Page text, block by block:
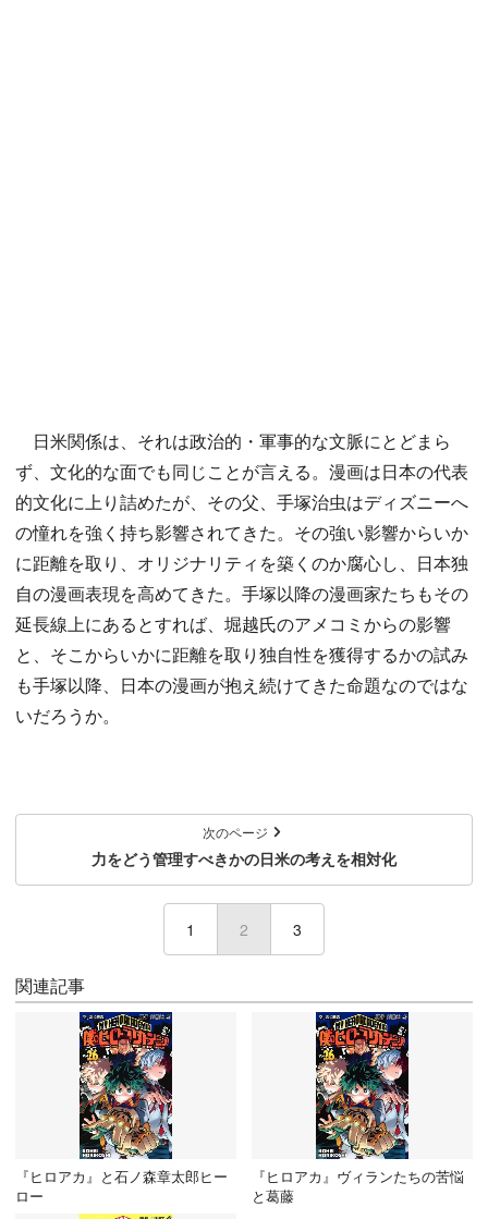
日米関係は、それは政治的・軍事的な文脈にとどまら
ず、文化的な面でも同じことが言える。漫画は日本の代表
的文化に上り詰めたが、その父、手塚治虫はディズニーへ
の憧れを強く持ち影響されてきた。その強い影響からいか
に距離を取り、オリジナリティを築くのか腐心し、日本独
自の漫画表現を高めてきた。手塚以降の漫画家たちもその
延長線上にあるとすれば、堀越氏のアメコミからの影響
と、そこからいかに距離を取り独自性を獲得するかの試み
も手塚以降、日本の漫画が抱え続けてきた命題なのではな
いだろうか。
次のページ
力をどう管理すべきかの日米の考えを相対化
1 2 (current)
3
関連記事
『ヒロアカ』と石ノ森章太郎ヒー
ロー
『ヒロアカ』ヴィランたちの苦悩
と葛藤